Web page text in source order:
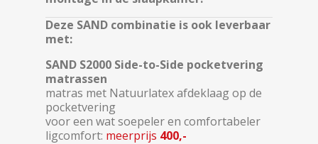
Deze SAND combinatie is ook leverbaar
met:
SAND S2000 Side-to-Side pocketvering
matrassen
matras met Natuurlatex afdeklaag op de
pocketvering
voor een wat soepeler en comfortabeler
ligcomfort: meerprijs 400,-